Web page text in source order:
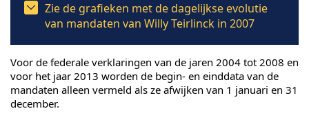
Zie de grafieken met de dagelijkse evolutie
van mandaten van Willy Teirlinck in 2007
Voor de federale verklaringen van de jaren 2004 tot 2008 en
voor het jaar 2013 worden de begin- en einddata van de
mandaten alleen vermeld als ze afwijken van 1 januari en 31
december.